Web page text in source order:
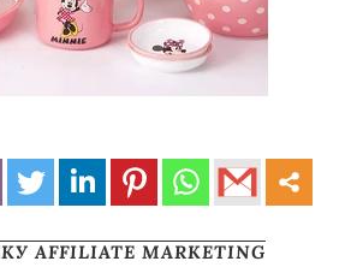
AFFILIATE MARKETING